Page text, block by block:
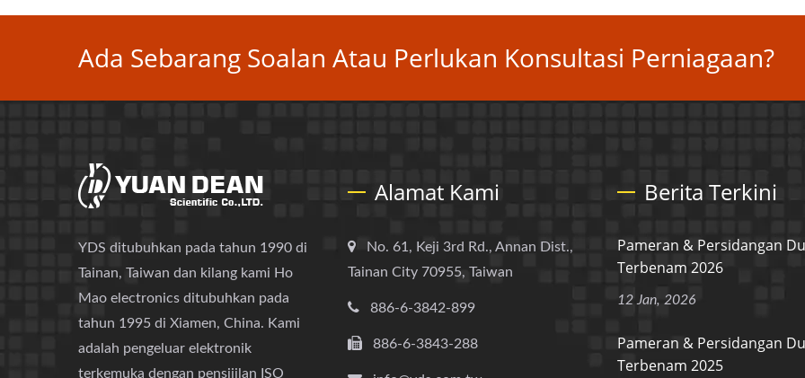
Ada Sebarang Soalan Atau Perlukan Konsultasi Perniagaan?
YDS ditubuhkan pada tahun 1990 di
Tainan, Taiwan dan kilang kami Ho
Mao electronics ditubuhkan pada
tahun 1995 di Xiamen, China. Kami
adalah pengeluar elektronik
terkemuka dengan pensijilan ISO
Alamat Kami
No. 61, Keji 3rd Rd., Annan Dist.,
Tainan City 70955, Taiwan
886-6-3842-899
886-6-3843-288
Berita Terkini
Pameran & Persidangan
Terbenam 2026
12 Jan, 2026
Pameran & Persidangan
Terbenam 2025